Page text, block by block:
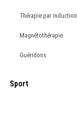
Thérapie par induction
Magnétothérapie
Guéridons
Sport